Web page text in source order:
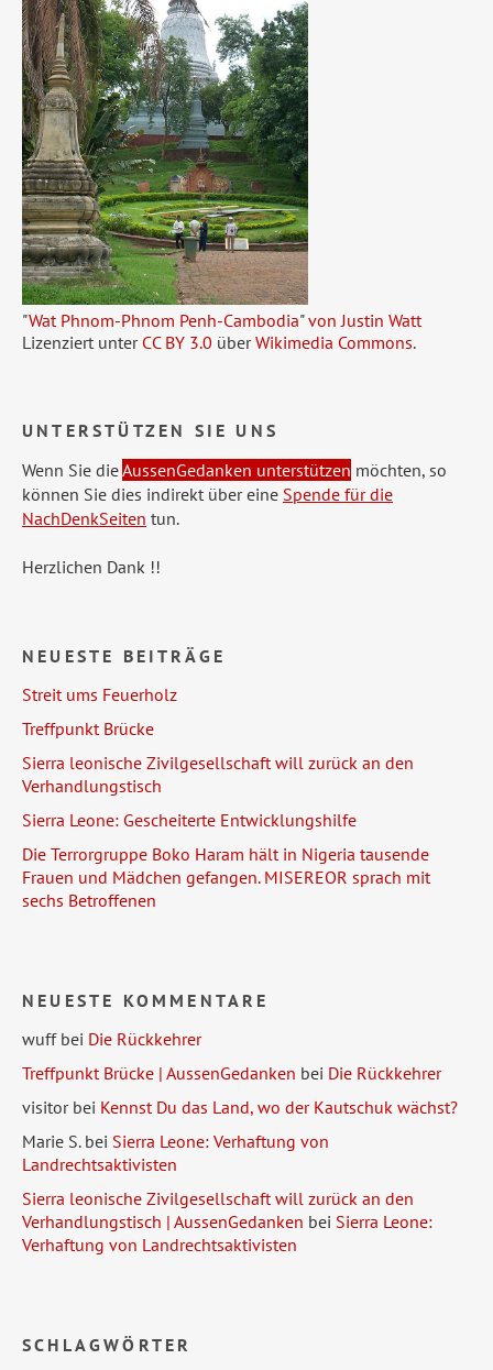
"Wat Phnom-Phnom Penh-Cambodia"von Justin Watt
Lizenziert unter CC BY 3.0 überWikimedia Commons.
UNTERSTÜTZEN SIE UNS
Wenn Sie dieAussenGedanken unterstützen möchten, so
können Sie dies indirekt über eine Spende für die
NachDenkSeiten tun.
Herzlichen Dank !!
NEUESTE BEITRÄGE
Streit ums Feuerholz
Treffpunkt Brücke
Sierra leonische Zivilgesellschaft will zurück an den
Verhandlungstisch
Sierra Leone: Gescheiterte Entwicklungshilfe
Die Terrorgruppe Boko Haram hält in Nigeria tausende
Frauen und Mädchen gefangen. MISEREOR sprach mit
sechs Betroffenen
NEUESTE KOMMENTARE
wuffbei Die Rückkehrer
Treffpunkt Brücke | AussenGedanken bei Die Rückkehrer
visitorbei Kennst Du das Land, wo der Kautschuk wächst?
Marie S.bei Sierra Leone: Verhaftung von
Landrechtsaktivisten
Sierra leonische Zivilgesellschaft will zurück an den
Verhandlungstisch | AussenGedanken bei Sierra Leone:
Verhaftung von Landrechtsaktivisten
SCHLAGWÖRTER